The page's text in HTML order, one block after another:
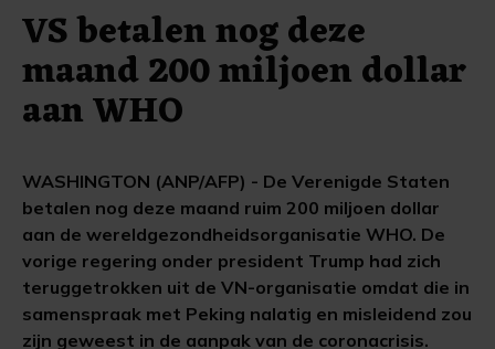
VS betalen nog deze
maand 200 miljoen dollar
aan WHO
WASHINGTON (ANP/AFP) - De Verenigde Staten
betalen nog deze maand ruim 200 miljoen dollar
aan de wereldgezondheidsorganisatie WHO. De
vorige regering onder president Trump had zich
teruggetrokken uit de VN-organisatie omdat die in
samenspraak met Peking nalatig en misleidend zou
zijn geweest in de aanpak van de coronacrisis.